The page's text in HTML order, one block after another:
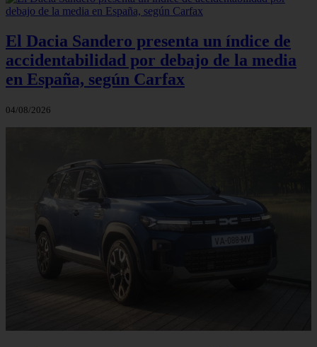
El Dacia Sandero presenta un índice de
accidentabilidad por debajo de la media
en España, según Carfax
04/08/2026